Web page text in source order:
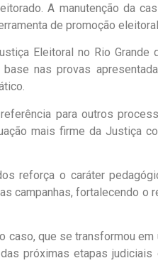
A manutenção da
de promoção eleitoral.
Eleitoral no Rio Grande
nas provas
para outros
mais firme da Justiça
reforça o caráter
campanhas, fortalecendo o
caso, que se transformou
próximas etapas